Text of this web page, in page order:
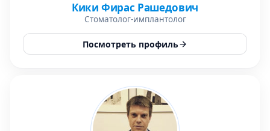
Кики Фирас Рашедович
Стоматолог-имплантолог
Посмотреть профиль